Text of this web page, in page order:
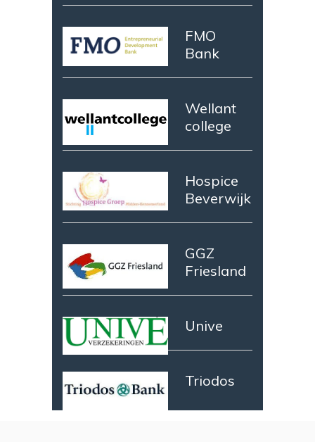
FMO
Bank
Wellant
college
Hospice
Beverwijk
GGZ
Friesland
Unive
Triodos